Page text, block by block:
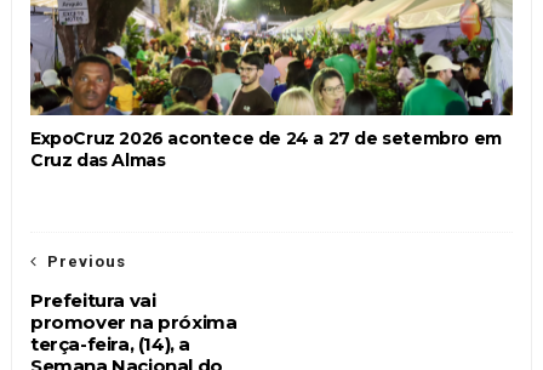
ExpoCruz 2026 acontece de 24 a 27 de setembro em
Cruz das Almas
Previous
Prefeitura vai
promover na próxima
terça-feira, (14), a